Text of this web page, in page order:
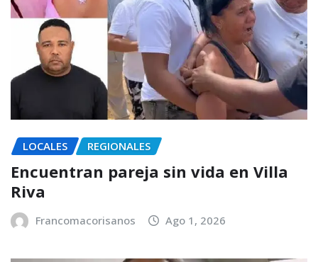
LOCALES REGIONALES
Encuentran pareja sin vida en Villa
Riva
Francomacorisanos Ago 1, 2026